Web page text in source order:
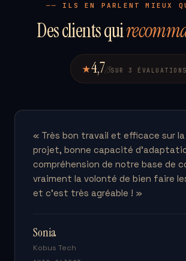
── ILS EN PARLENT MIEUX
Des clients qui
★4,7/5SUR 3 ÉVALUATIONS
« Très bon travail et efficace sur
projet, bonne capacité
compréhension de notre base de
vraiment la volonté de bien faire
et c'est très agréable ! »
Sonia
Kobus Tech